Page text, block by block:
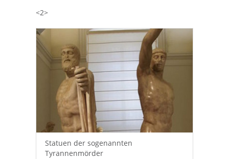
<2>
Statuen der sogenannten
Tyrannenmörder